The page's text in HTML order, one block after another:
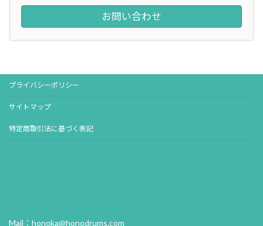
お問い合わせ
プライバシーポリシー
サイトマップ
特定商取引法に基づく表記
Mail：honoka@honodrums.com